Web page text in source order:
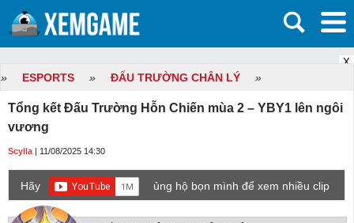
X
» ESPORTS » ĐẤU TRƯỜNG CHÂN LÝ »
Tổng kết Đấu Trường Hỗn Chiến mùa 2 – YBY1 lên ngôi
vương
Scylla | 11/08/2025 14:30
Hãy
ủng hộ bọn mình để xem nhiều clip
game mới hơn nhé!